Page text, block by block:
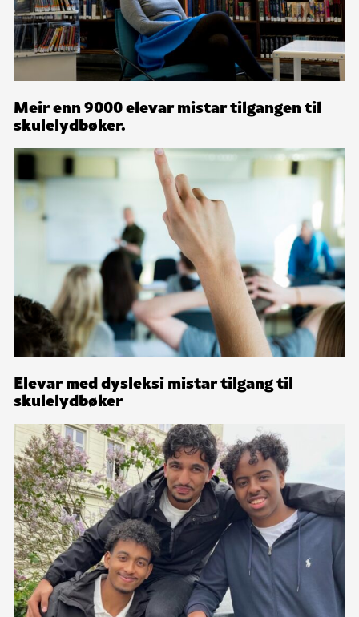
Meir enn 9000 elevar mistar tilgangen til
skulelydbøker.
Elevar med dysleksi mistar tilgang til
skulelydbøker